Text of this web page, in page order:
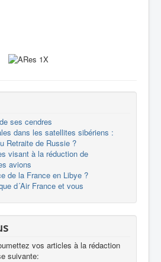
ses cendres
dans les satellites sibériens :
Retraite de Russie ?
visant à la réduction de
avions
de la France en Libye ?
d´Air France et vous
vos articles à la rédaction
suivante: